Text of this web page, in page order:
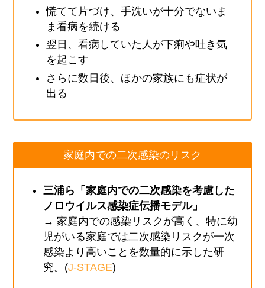
慌てて片づけ、手洗いが十分でないま
ま看病を続ける
翌日、看病していた人が下痢や吐き気
を起こす
さらに数日後、ほかの家族にも症状が
出る
家庭内での二次感染のリスク
三浦ら「家庭内での二次感染を考慮した
ノロウイルス感染症伝播モデル」
→ 家庭内での感染リスクが高く、特に幼
児がいる家庭では二次感染リスクが一次
感染より高いことを数量的に示した研
究。(J-STAGE)